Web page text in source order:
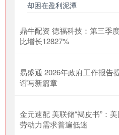
却困在盈利泥潭
鼎牛配资 德福科技：第三季
比增长12827%
易盛通 2026年政府工作报告
谱写新篇章
金元速配 美联储“褐皮书”：
劳动力需求普遍低迷